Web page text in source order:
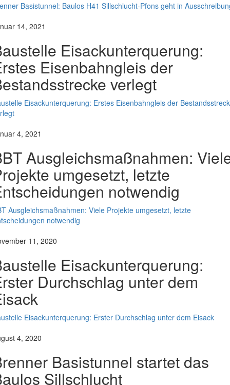
Basistunnel: Baulos H41 Sillschlucht-Pfons geht in
14, 2021
Eisackunterquerung:
Eisenbahngleis der
verlegt
Eisackunterquerung: Erstes Eisenbahngleis der
4, 2021
Ausgleichsmaßnahmen:
umgesetzt, letzte
notwendig
Ausgleichsmaßnahmen: Viele Projekte umgesetzt, letzte
notwendig
11, 2020
Eisackunterquerung:
Durchschlag unter dem
Eisackunterquerung: Erster Durchschlag unter dem Eisack
4, 2020
Basistunnel startet das
Sillschlucht